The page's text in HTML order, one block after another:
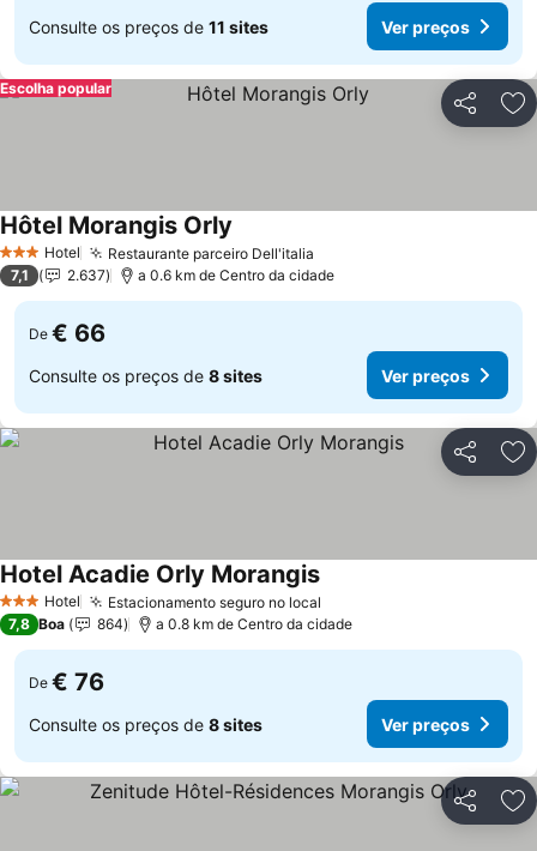
Consulte os preços de 11 sites Ver preços
Partilhar
Escolha popular
3 EstrelasHotel Restaurante parceiro Dell'italia
Hôtel Morangis Orly
7,1 2.637 a 0.6 km de Centro da cidade
De € 66
Consulte os preços de 8 sites Ver preços
Partilhar
3 EstrelasHotel Estacionamento seguro no local
Hotel Acadie Orly Morangis
7,8 Boa 864 a 0.8 km de Centro da cidade
De € 76
Consulte os preços de 8 sites Ver preços
Partilhar